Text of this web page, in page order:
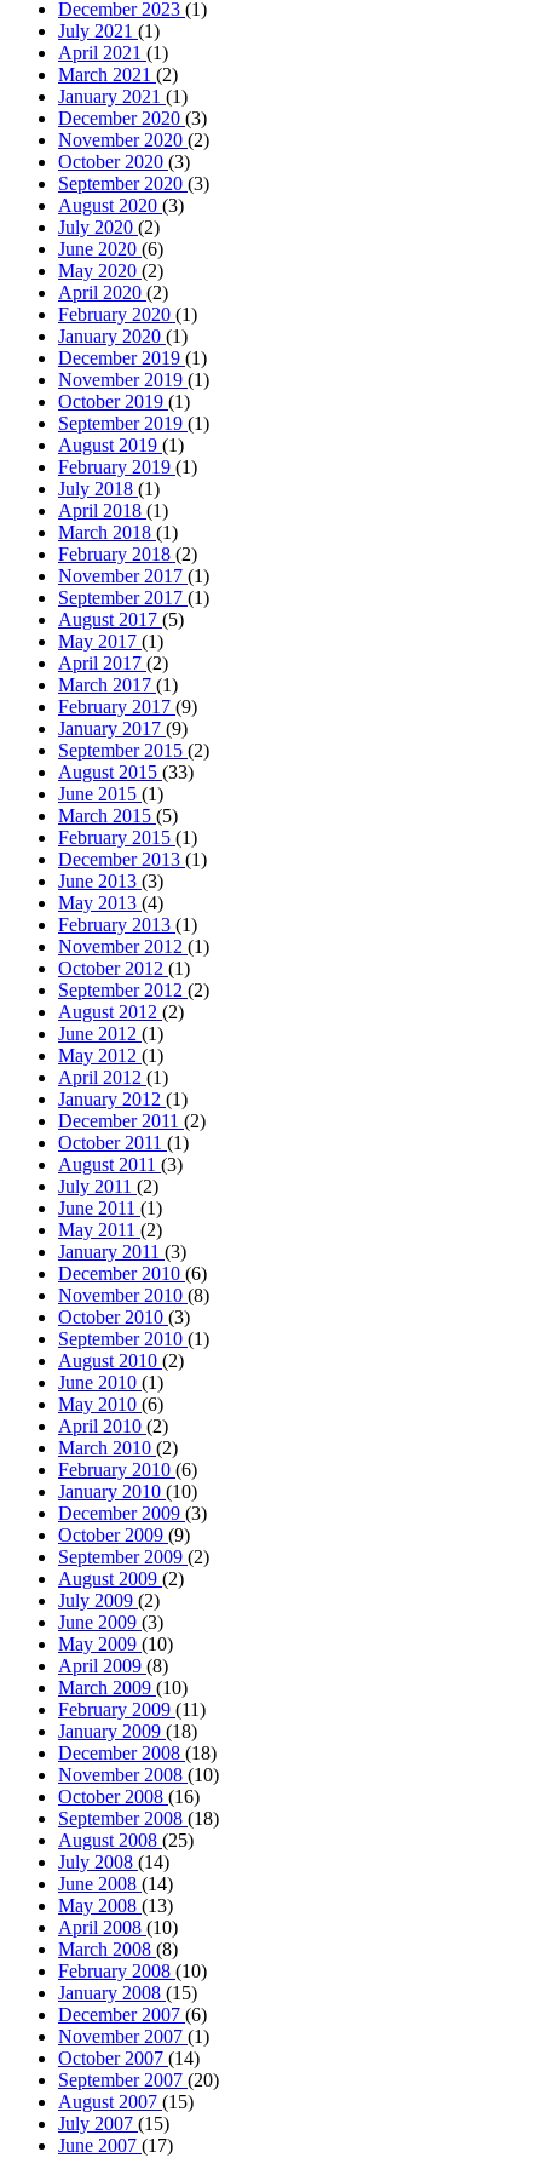
December 2019 (1)
November 2019
October 2019
September 2019
August 2019 (1)
February 2019(1)
July 2018(1)
April 2018(1)
March 2018(1)
February 2018(2)
November 2017
September 2017
August 2017(5)
May 2017 (1)
April 2017(2)
March 2017(1)
February 2017(9)
January 2017(9)
September 2015(2)
August 2015(33)
June 2015(1)
March 2015(5)
February 2015
December 2013
June 2013(3)
May 2013(4)
February 2013(1)
November 2012 (1)
October 2012(1)
September 2012
August 2012(2)
June 2012(1)
May 2012(1)
April 2012(1)
January 2012(1)
December 2011(2)
October 2011
August 2011(3)
July 2011(2)
June 2011(1)
May 2011 (2)
January 2011
December 2010(6)
November 2010 (8)
October 2010 (3)
September 2010 (1)
August 2010 (2)
June 2010 (1)
May 2010 (6)
April 2010 (2)
March 2010(2)
February 2010(6)
January 2010 (10)
December 2009
October 2009
September 2009
August 2009
July 2009(2)
June 2009(3)
May 2009(10)
April 2009(8)
March 2009(10)
February 2009(11)
January 2009
December 2008
November 2008
October 2008(16)
September 2008(18)
August 2008 (25)
July 2008(14)
June 2008(14)
May 2008(13)
April 2008(10)
March 2008(8)
February 2008
January 2008(15)
December 2007
November 2007
October 2007(14)
September 2007(20)
August 2007(15)
July 2007(15)
June 2007(17)
May 2007(19)
April 2007(21)
March 2007(9)
February 2007
January 2007(26)
December 2006
November 2006
October 2006(24)
September 2006(16)
August 2006(22)
July 2006(24)
June 2006(28)
May 2006(33)
April 2006(34)
March 2006(33)
February 2006